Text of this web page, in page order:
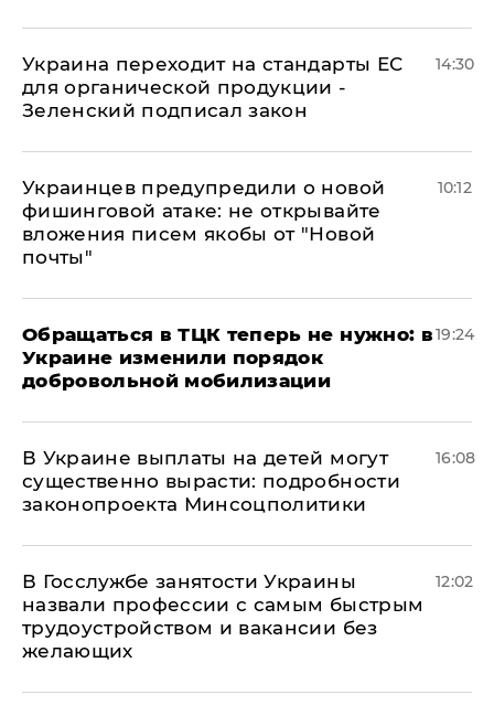
Украина переходит на стандарты ЕС
для органической продукции -
Зеленский подписал закон
14:30
Украинцев предупредили о новой
фишинговой атаке: не открывайте
вложения писем якобы от "Новой
почты"
10:12
Обращаться в ТЦК теперь не нужно: в
Украине изменили порядок
добровольной мобилизации
19:24
В Украине выплаты на детей могут
существенно вырасти: подробности
законопроекта Минсоцполитики
16:08
В Госслужбе занятости Украины
назвали профессии с самым быстрым
трудоустройством и вакансии без
желающих
12:02